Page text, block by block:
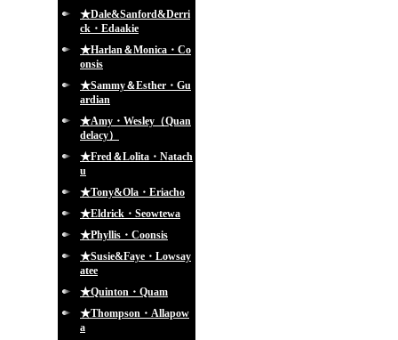
★Dale&Sanford&Derri
ck・Edaakie
★Harlan＆Monica・Co
onsis
★Sammy＆Esther・Gu
ardian
★Amy・Wesley（Quan
delacy）
★Fred＆Lolita・Natach
u
★Tony&Ola・Eriacho
★Eldrick・Seowtewa
★Phyllis・Coonsis
★Susie&Faye・Lowsay
atee
★Quinton・Quam
★Thompson・Allapow
a